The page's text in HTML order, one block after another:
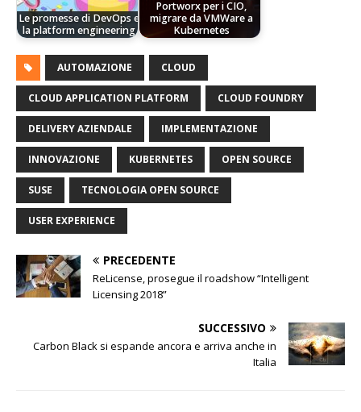
Le promesse di DevOps e
la platform engineering
Portworx per i CIO,
migrare da VMWare a
Kubernetes
AUTOMAZIONE CLOUD
CLOUD APPLICATION PLATFORM CLOUD FOUNDRY
DELIVERY AZIENDALE IMPLEMENTAZIONE
INNOVAZIONE KUBERNETES OPEN SOURCE
SUSE TECNOLOGIA OPEN SOURCE
USER EXPERIENCE
PRECEDENTE
ReLicense, prosegue il roadshow “Intelligent
Licensing 2018”
SUCCESSIVO
Carbon Black si espande ancora e arriva anche in
Italia